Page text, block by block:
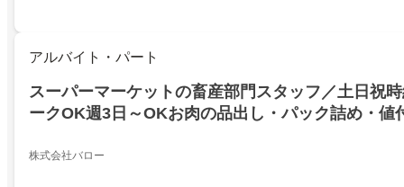
アルバイト・パート
スーパーマーケットの畜産部門スタッフ／土日祝
ークOK週3日～OKお肉の品出し・パック詰め・値
株式会社バロー